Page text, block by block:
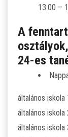
ÁLLÁS
13:00 –
A
24-es
általános
általános
általános